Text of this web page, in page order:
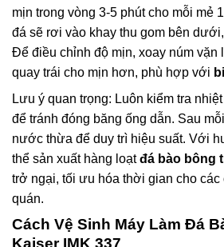
mịn trong vòng 3-5 phút cho mỗi mẻ
đá sẽ rơi vào khay thu gom bên
Để điều chỉnh độ mịn, xoay núm
quay trái cho mịn hơn, phù hợp với
Lưu ý quan trọng: Luôn kiểm tra
để tránh đóng băng ống dẫn. Sau
nước thừa để duy trì hiệu suất. Với
thể sản xuất hàng loạtđá bào bông
trở ngại, tối ưu hóa thời gian cho các
quán.
Cách Vệ Sinh Máy Làm Đá
Kaiser IMK 337